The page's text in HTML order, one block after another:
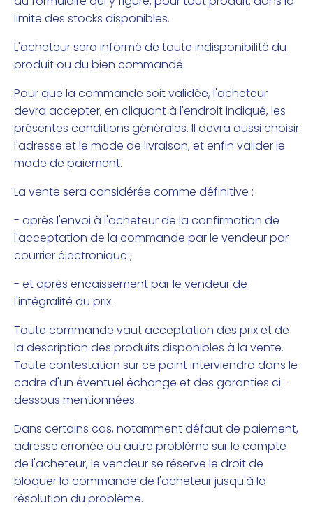
limite des stocks disponibles.
L'acheteur sera informé de toute indisponibilité du
produit ou du bien commandé.
Pour que la commande soit validée, l'acheteur
devra accepter, en cliquant à l'endroit indiqué, les
présentes conditions générales. Il devra aussi choisir
l'adresse et le mode de livraison, et enfin valider le
mode de paiement.
La vente sera considérée comme définitive :
- après l'envoi à l'acheteur de la confirmation de
l'acceptation de la commande par le vendeur par
courrier électronique ;
- et après encaissement par le vendeur de
l'intégralité du prix.
Toute commande vaut acceptation des prix et de
la description des produits disponibles à la vente.
Toute contestation sur ce point interviendra dans le
cadre d'un éventuel échange et des garanties ci-
dessous mentionnées.
Dans certains cas, notamment défaut de paiement,
adresse erronée ou autre problème sur le compte
de l'acheteur, le vendeur se réserve le droit de
bloquer la commande de l'acheteur jusqu'à la
résolution du problème.